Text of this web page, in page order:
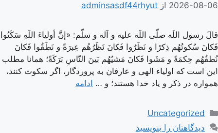
2026-08-06 از adminsasdf44rhyut
قالَ رسول اللَه صلّى اللَه عليه و آله و سلّم: «إنَّ أولياءَ اللَهِ سَكَتُوا
فَكانَ سُكوتُهُم ذِكرًا و نَظَرُوا فَكانَ نَظَرُهُم عِبرَةً و نَطَقُوا فَكانَ
نُطقُهُم حِكمَةً و مَشَوا فَكانَ مَشيُهُم بَينَ النّاسِ بَرَكَةً؛ همانا مطلب
اين است كه اولياء الهى و عارفان به پروردگار، اگر سكوت كنند،
همواره در ذكر و ياد خدا هستند؛ و … ادامه
دسته‌ها
Uncategorized
دیدگاهتان را بنویسید